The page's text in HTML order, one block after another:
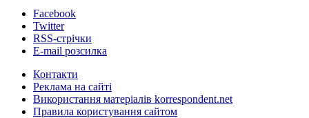
Facebook
Twitter
RSS-стрічки
E-mail розсилка
Контакти
Реклама на сайті
Використання матеріалів korrespondent.net
Правила користування сайтом